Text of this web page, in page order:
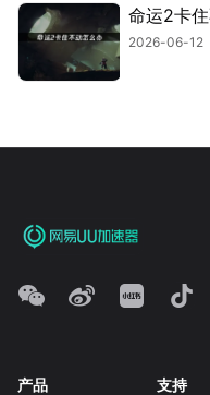
命运2卡
2026-06-12
产品 支持